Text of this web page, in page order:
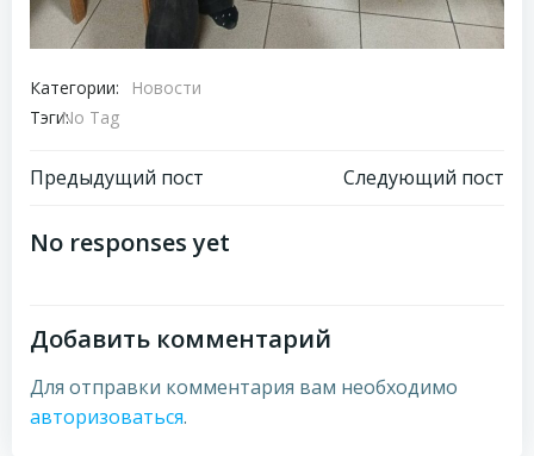
Категории:
Новости
Тэги:No Tag
Навигация
по
Предыдущий пост
Навигация
Следующий пост
No responses yet
Добавить комментарий
Для отправки комментария вам необходимо
авторизоваться.